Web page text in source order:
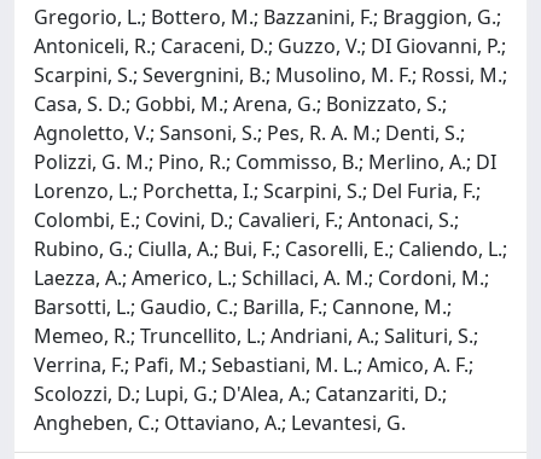
Gregorio, L.; Bottero, M.; Bazzanini, F.; Braggion, G.;
Antoniceli, R.; Caraceni, D.; Guzzo, V.; DI Giovanni, P.;
Scarpini, S.; Severgnini, B.; Musolino, M. F.; Rossi, M.;
Casa, S. D.; Gobbi, M.; Arena, G.; Bonizzato, S.;
Agnoletto, V.; Sansoni, S.; Pes, R. A. M.; Denti, S.;
Polizzi, G. M.; Pino, R.; Commisso, B.; Merlino, A.; DI
Lorenzo, L.; Porchetta, I.; Scarpini, S.; Del Furia, F.;
Colombi, E.; Covini, D.; Cavalieri, F.; Antonaci, S.;
Rubino, G.; Ciulla, A.; Bui, F.; Casorelli, E.; Caliendo, L.;
Laezza, A.; Americo, L.; Schillaci, A. M.; Cordoni, M.;
Barsotti, L.; Gaudio, C.; Barilla, F.; Cannone, M.;
Memeo, R.; Truncellito, L.; Andriani, A.; Salituri, S.;
Verrina, F.; Pafi, M.; Sebastiani, M. L.; Amico, A. F.;
Scolozzi, D.; Lupi, G.; D'Alea, A.; Catanzariti, D.;
Angheben, C.; Ottaviano, A.; Levantesi, G.